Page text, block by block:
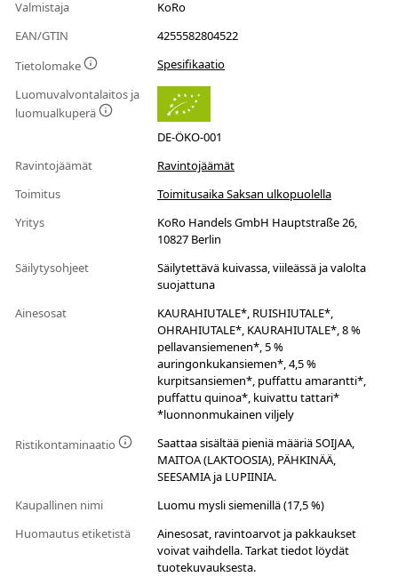
Valmistaja
KoRo
EAN/GTIN
4255582804522
Tietolomake
Spesifikaatio
Luomuvalvontalaitos ja
luomualkuperä
DE-ÖKO-001
Ravintojäämät
Ravintojäämät
Toimitus
Toimitusaika Saksan ulkopuolella
Yritys
KoRo Handels GmbH Hauptstraße 26,
10827 Berlin
Säilytysohjeet
Säilytettävä kuivassa, viileässä ja valolta
suojattuna
Ainesosat
KAURAHIUTALE*, RUISHIUTALE*,
OHRAHIUTALE*, KAURAHIUTALE*, 8 %
pellavansiemenen*, 5 %
auringonkukansiemen*, 4,5 %
kurpitsansiemen*, puffattu amarantti*,
puffattu quinoa*, kuivattu tattari*
*luonnonmukainen viljely
Ristikontaminaatio
Saattaa sisältää pieniä määriä SOIJAA,
MAITOA (LAKTOOSIA), PÄHKINÄÄ,
SEESAMIA ja LUPIINIA.
Kaupallinen nimi
Luomu mysli siemenillä (17,5 %)
Huomautus etiketistä
Ainesosat, ravintoarvot ja pakkaukset
voivat vaihdella. Tarkat tiedot löydät
tuotekuvauksesta.